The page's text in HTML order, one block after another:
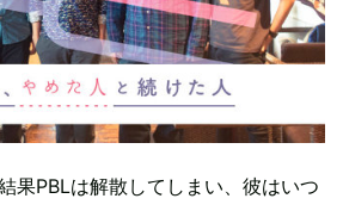
果PBLは解散してしまい、彼はいつ